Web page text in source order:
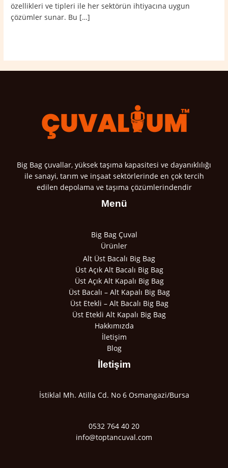
özellikleri ve tipleri ile her sektörün ihtiyacına uygun
çözümler sunar. Bu […]
Big Bag çuvallar, yüksek taşıma kapasitesi ve dayanıklılığı
ile sanayi, tarım ve inşaat sektörlerinde en çok tercih
edilen depolama ve taşıma çözümlerindendir
Menü
Big Bag Çuval
Ürünler
Alt Üst Bacalı Big Bag
Üst Açık Alt Bacalı Big Bag
Üst Açık Alt Kapalı Big Bag
Üst Bacalı – Alt Kapalı Big Bag
Üst Etekli – Alt Bacalı Big Bag
Üst Etekli Alt Kapalı Big Bag
Hakkımızda
İletişim
Blog
İletişim
İstiklal Mh. Atilla Cd. No 6 Osmangazi/Bursa
0532 764 40 20
info@toptancuval.com